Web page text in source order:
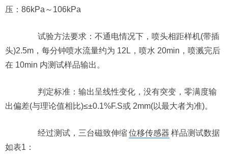
压：86kPa～106kPa
试验方法要求：不通电情况下，喷头相距样机(带插
头)2.5m，每分钟喷水流量约为 12L，喷水 20min，喷溅完后
在 10min 内测试样品输出。
判定标准：输出呈线性变化，没有突变，零满度输
出偏差(与理论值相比)≤±0.1%F.S或 2mm(以最大者为准)。
经过测试，三台磁致伸缩位移传感器 样品测试数据
如表1：